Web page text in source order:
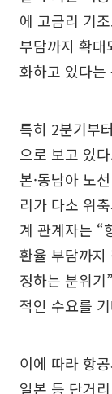
에 고금리 기
부담까지 확
화하고 있다는
특히 2분기부
으로 보고 있
본·동남아 노
리가 다소 위
계 관계자는 “
환율 부담까지
정하는 분위
적인 수요를
이에 따라 항
일본 등 단거